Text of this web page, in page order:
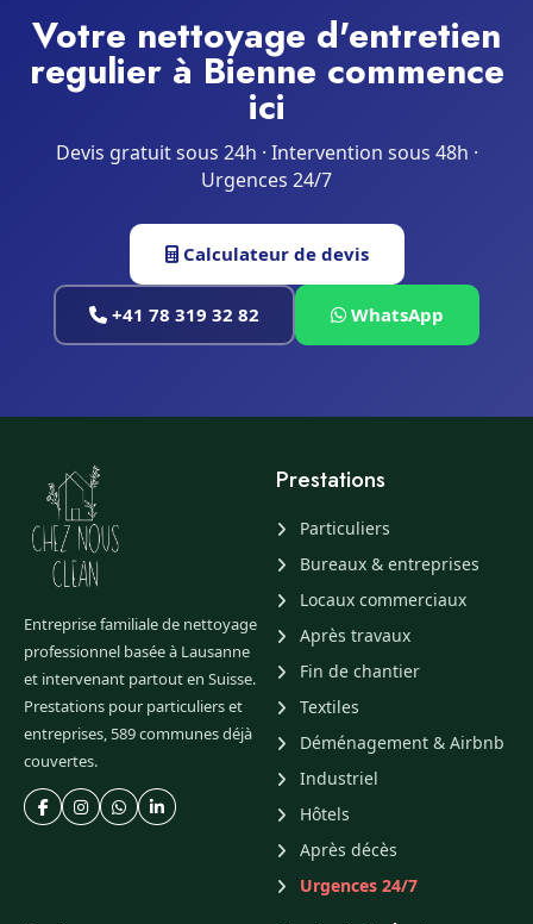
Votre nettoyage d'entretien
regulier à Bienne commence
ici
Devis gratuit sous 24h · Intervention sous 48h ·
Urgences 24/7
Calculateur de devis
+41 78 319 32 82 WhatsApp
Entreprise familiale de nettoyage
professionnel basée à Lausanne
et intervenant partout en Suisse.
Prestations pour particuliers et
entreprises, 589 communes déjà
couvertes.
Prestations
Particuliers
Bureaux & entreprises
Locaux commerciaux
Après travaux
Fin de chantier
Textiles
Déménagement & Airbnb
Industriel
Hôtels
Après décès
Urgences 24/7